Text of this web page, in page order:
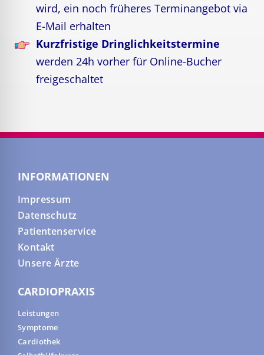
wird, ein noch früheres Terminangebot via
E-Mail erhalten
Kurzfristige Dringlichkeitstermine
werden 24h vorher für Online-Bucher
freigeschaltet
INFORMATIONEN
Impressum
Datenschutz
Patientenservice
Kontakt
Unsere Ärzte
CARDIOPRAXIS
Leistungen
Symptome
Cardiothek